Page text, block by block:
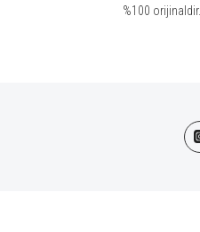
%100 orijinaldir.